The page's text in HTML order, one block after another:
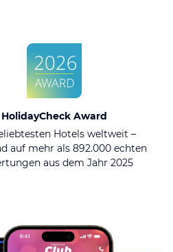
HolidayCheck Award
Hotels weltweit –
auf mehr als 892.000 echten
aus dem Jahr 2025